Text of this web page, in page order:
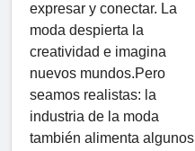
expresar y conectar. La
moda despierta la
creatividad e imagina
nuevos mundos.Pero
seamos realistas: la
industria de la moda
también alimenta algunos